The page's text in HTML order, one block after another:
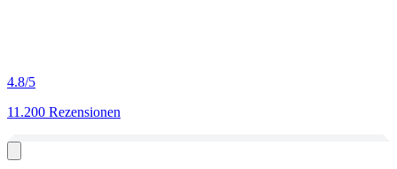
4.8/5
11.200 Rezensionen